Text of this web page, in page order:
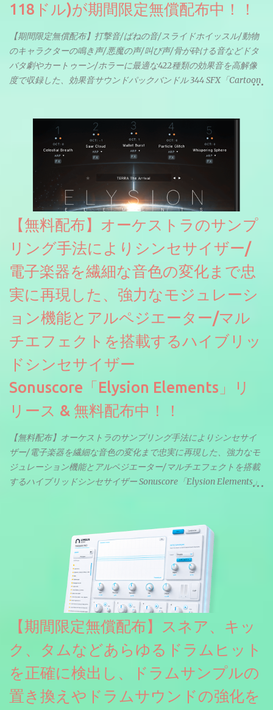
118ドル)が期間限定無償配布中！！
【期間限定無償配布】打撃音/ばねの音/スライドホイッスル/動物
のキャラクターの鳴き声/悪魔の声/叫び声/骨が砕ける音などドタ
バタ劇やカートゥーン/ホラーに最適な422種類の効果音を高解像
度で収録した、効果音サウンドパックバンドル 344 SFX「Cartoon
【無料配布】オーケストラのサンプ
リング手法によりシンセサイザー/
電子楽器を繊細な音色の変化まで忠
実に再現した、強力なモジュレーシ
ョン機能とアルペジエーター/マル
チエフェクトを搭載するハイブリッ
ドシンセサイザー
Sonuscore「Elysion Elements」リ
リース & 無料配布中！！
【無料配布】オーケストラのサンプリング手法によりシンセサイ
ザー/電子楽器を繊細な音色の変化まで忠実に再現した、強力なモ
ジュレーション機能とアルペジエーター/マルチエフェクトを搭載
するハイブリッドシンセサイザー Sonuscore「Elysion Elements」
えるようになっています。総容量も7GBを超えます。複数の設定に
より音色が作りこまれているため、あらかじめアルペジオがプロ
グラムされているプリセットも多いですが、アルペジオを切るこ
とももちろんできます。 ほとんどのシンセライブラリは、音を一
度サンプリングしてベロシティで音量を調整します。 しかし、
ELYSIONは違います。ビンテージシンセを含む様々な音源から、
複数のベロシティレイヤーにわたって録音し、各レイヤーを整形
することで、弱く演奏した場合と強く演奏した場合で、全く異な
る音色が得られます。単に音量を変えただけの同じ音ではありま
せん。
【期間限定無償配布】スネア、キッ
ク、タムなどあらゆるドラムヒット
を正確に検出し、ドラムサンプルの
置き換えやドラムサウンドの強化を